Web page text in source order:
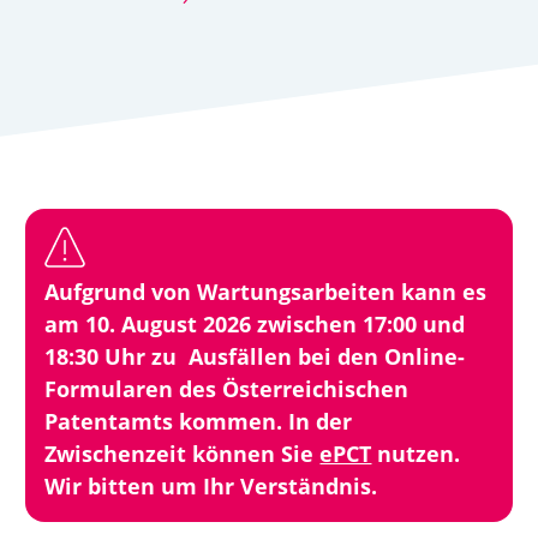
Aufgrund von Wartungsarbeiten kann es
am 10. August 2026 zwischen 17:00 und
18:30 Uhr zu Ausfällen bei den Online-
Formularen des Österreichischen
Patentamts kommen. In der
Zwischenzeit können SieePCT nutzen.
Wir bitten um Ihr Verständnis.